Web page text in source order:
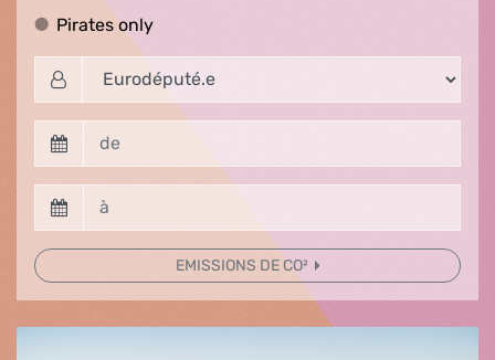
Pirates onlyPirates only
EMISSIONS DE CO²